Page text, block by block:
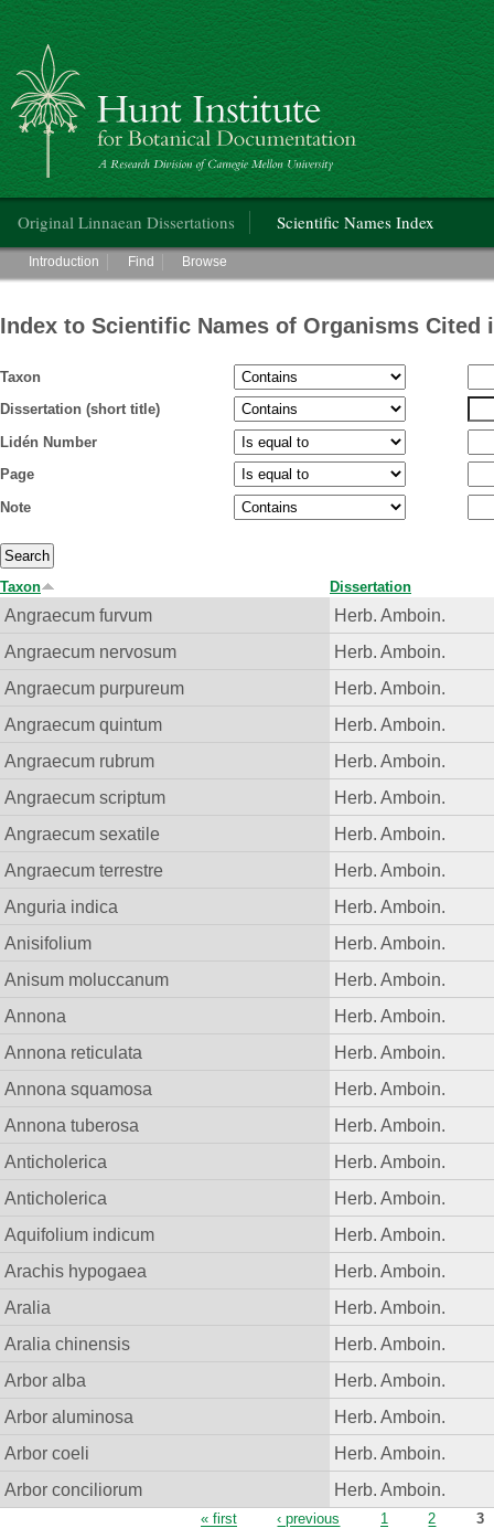
Hunt Institute for Botanical Documentation
Original Linnaean Dissertations Scientific Names Index
Main menu
Introduction Find Browse
Index to Scientific Names of Organisms Cited
Taxon
Dissertation (short title)
Lidén Number
Page
Note
Taxon Dissertation
Angraecum furvum
Herb. Amboin.
Angraecum nervosum
Herb. Amboin.
Angraecum purpureum
Herb. Amboin.
Angraecum quintum
Herb. Amboin.
Angraecum rubrum
Herb. Amboin.
Angraecum scriptum
Herb. Amboin.
Angraecum sexatile
Herb. Amboin.
Angraecum terrestre
Herb. Amboin.
Anguria indica
Herb. Amboin.
Anisifolium
Herb. Amboin.
Anisum moluccanum
Herb. Amboin.
Annona
Herb. Amboin.
Annona reticulata
Herb. Amboin.
Annona squamosa
Herb. Amboin.
Annona tuberosa
Herb. Amboin.
Anticholerica
Herb. Amboin.
Anticholerica
Herb. Amboin.
Aquifolium indicum
Herb. Amboin.
Arachis hypogaea
Herb. Amboin.
Aralia
Herb. Amboin.
Aralia chinensis
Herb. Amboin.
Arbor alba
Herb. Amboin.
Arbor aluminosa
Herb. Amboin.
Arbor coeli
Herb. Amboin.
Arbor conciliorum
Herb. Amboin.
« first ‹ previous 1 2 3